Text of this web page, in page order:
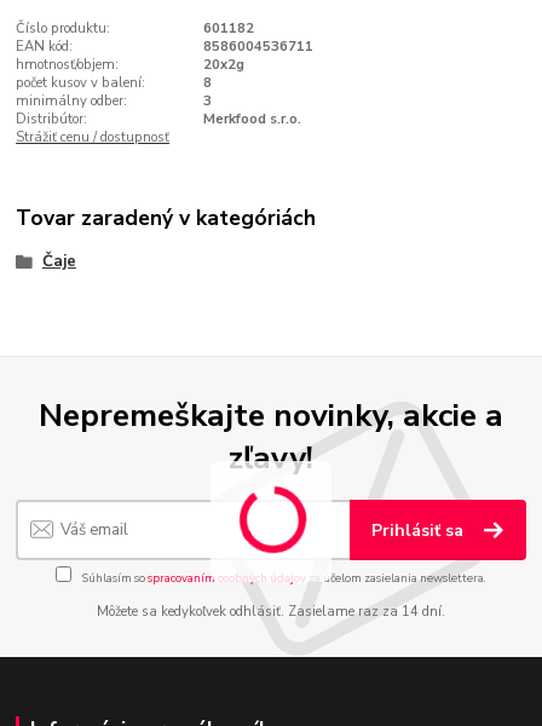
Číslo produktu:
601182
EAN kód:
8586004536711
hmotnosť/objem:
20x2g
počet kusov v balení:
8
minimálny odber:
3
Distribútor:
Merkfood s.r.o.
Strážiť cenu / dostupnosť
Tovar zaradený v kategóriách
Čaje
Nepremeškajte novinky, akcie a
zľavy!
Prihlásiť sa
Súhlasím sospracovaním osobných údajov za účelom zasielania newslettera.
Môžete sa kedykoľvek odhlásiť. Zasielame raz za 14 dní.